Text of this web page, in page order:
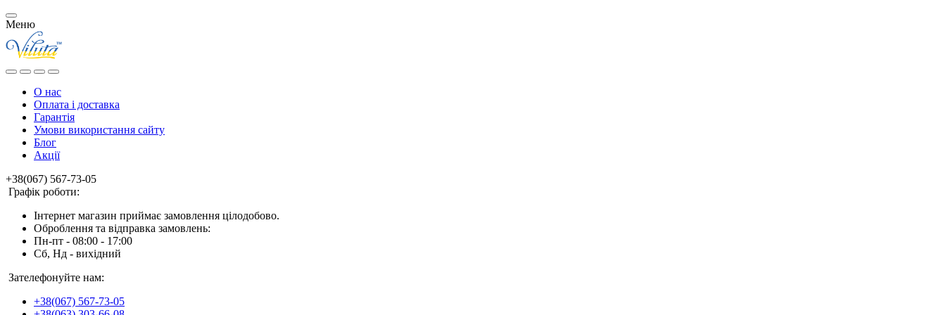
Меню
О нас
Оплата і доставка
Гарантія
Умови використання сайту
Блог
Акції
+38(067) 567-73-05
Графік роботи:
Інтернет магазин приймає замовлення цілодобово.
Оброблення та відправка замовлень:
Пн-пт - 08:00 - 17:00
Сб, Нд - вихідний
Зателефонуйте нам:
+38(067) 567-73-05